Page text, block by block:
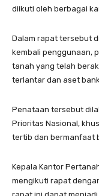
diikuti oleh berbagai
Dalam rapat tersebut
kembali penggunaan,
tanah yang telah
terlantar dan aset
Penataan tersebut
Prioritas Nasional,
tertib dan bermanfaat
Kepala Kantor
mengikuti rapat